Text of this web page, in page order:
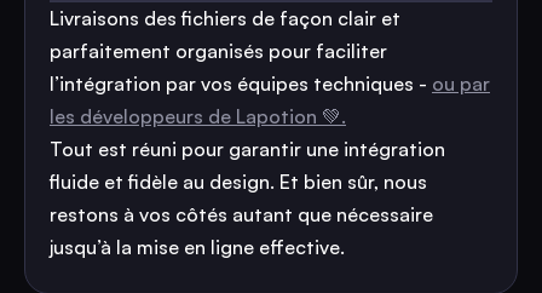
Livraisons des fichiers de façon clair et
parfaitement organisés pour faciliter
l’intégration par vos équipes techniques - ou par
les développeurs de Lapotion 💚.
Tout est réuni pour garantir une intégration
fluide et fidèle au design. Et bien sûr, nous
restons à vos côtés autant que nécessaire
jusqu’à la mise en ligne effective.